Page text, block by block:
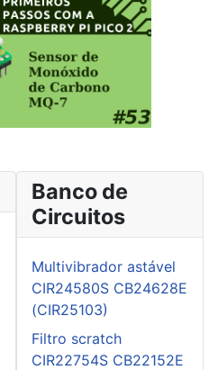
Banco de
Circuitos
Multivibrador astável
CIR24580S CB24628E
(CIR25103)
Filtro scratch
CIR22754S CB22152E